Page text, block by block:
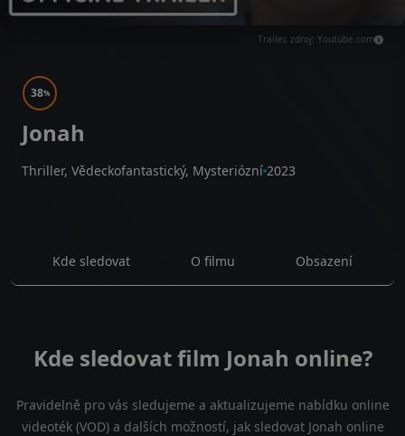
Trailer, zdroj: Youtube.com
38%
Jonah
Thriller, Vědeckofantastický, Mysteriózní 2023
Kde sledovat O filmu Obsazení
Kde sledovat film Jonah online?
Pravidelně pro vás sledujeme a aktualizujeme nabídku online
videoték (VOD) a dalších možností, jak sledovat Jonah online